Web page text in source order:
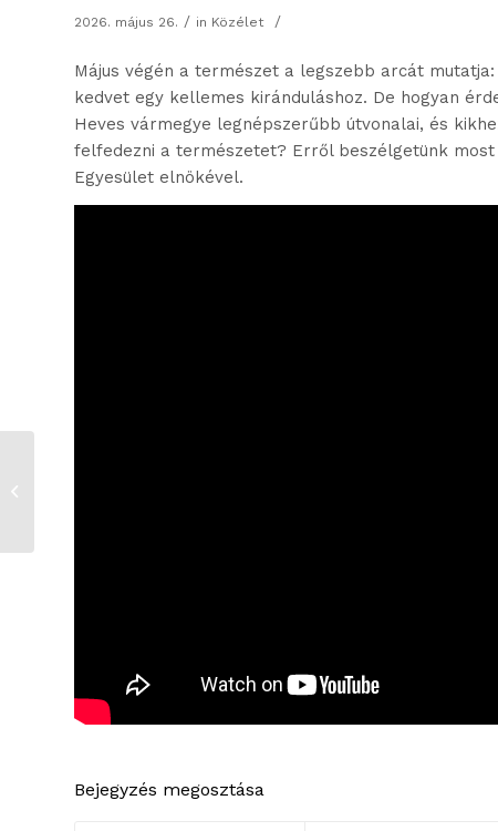
2026. május 26. / in Közélet /
Május végén a természet a legszebb arcát
kedvet egy kellemes kiránduláshoz. De hogyan
Heves vármegye legnépszerűbb útvonalai, és
felfedezni a természetet? Erről beszélgetünk
Egyesület elnökével.
Bejegyzés megosztása